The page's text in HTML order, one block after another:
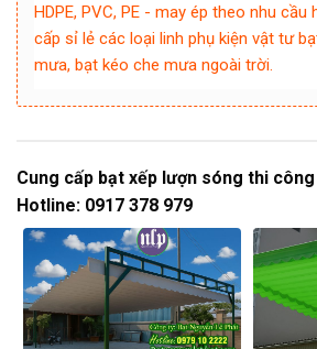
HDPE, PVC, PE - may ép theo nhu cầu
cấp sỉ lẻ các loại linh phụ kiện vật tư
mưa, bạt kéo che mưa ngoài trời.
Cung cấp bạt xếp lượn sóng thi
Hotline: 0917 378 979